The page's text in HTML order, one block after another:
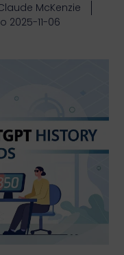
McKenzie
2025-11-06